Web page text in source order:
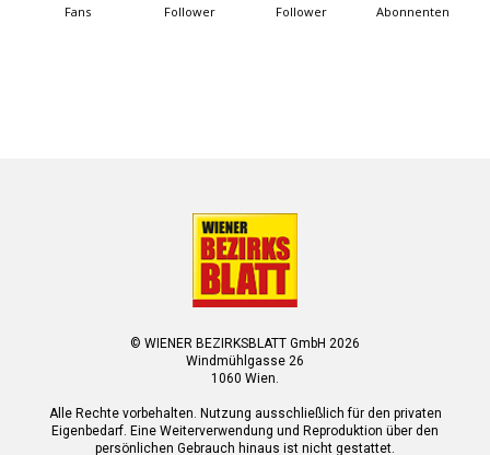
Fans Follower Follower Abonnenten
© WIENER BEZIRKSBLATT GmbH 2026
Windmühlgasse 26
1060 Wien.
Alle Rechte vorbehalten. Nutzung ausschließlich für den privaten
Eigenbedarf. Eine Weiterverwendung und Reproduktion über den
persönlichen Gebrauch hinaus ist nicht gestattet.